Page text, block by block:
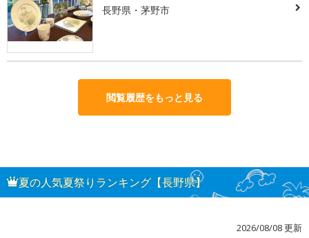
長野県・茅野市
閲覧履歴をもっと見る
夏の人気夏祭りランキング【長野県】
2026/08/08 更新